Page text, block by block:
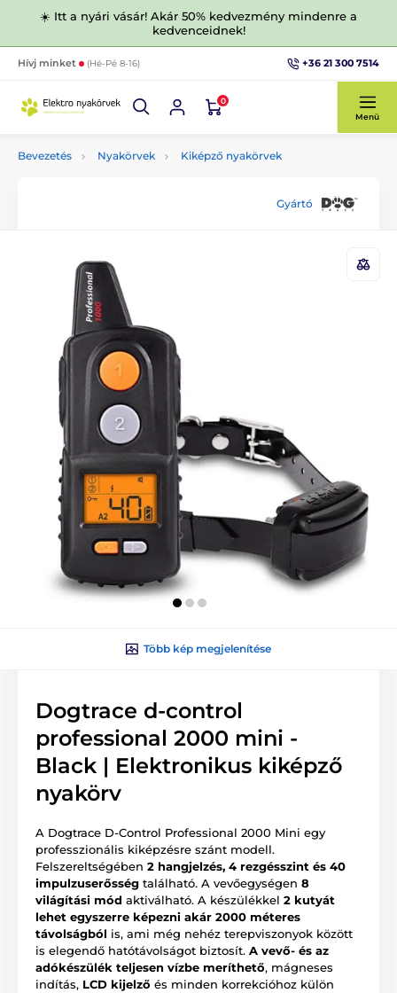
☀️ Itt a nyári vásár! Akár 50% kedvezmény mindenre a
kedvenceidnek!
Hívj minket (Hé-Pé 8-16) +36 21 300 7514
0
Menü
Bevezetés Nyakörvek Kiképző nyakörvek
Gyártó
Több kép megjelenítése
Dogtrace d‑control
professional 2000 mini -
Black | Elektronikus kiképző
nyakörv
A Dogtrace D-Control Professional 2000 Mini egy
professzionális kiképzésre szánt modell.
Felszereltségében 2 hangjelzés, 4 rezgésszint és 40
impulzuserősség található. A vevőegységen 8
világítási mód aktiválható. A készülékkel 2 kutyát
lehet egyszerre képezni akár 2000 méteres
távolságból is, ami még nehéz terepviszonyok között
is elegendő hatótávolságot biztosít. A vevő- és az
adókészülék teljesen vízbe meríthető, mágneses
indítás, LCD kijelző és minden korrekcióhoz külön